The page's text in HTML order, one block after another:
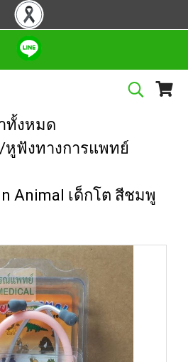
ทั้งหมด
หูฟังทางการแพทย์
Animal เด็กโต สีชมพู